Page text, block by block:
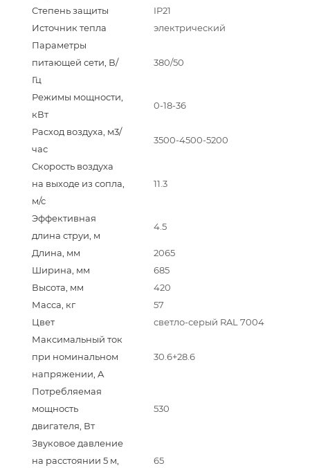
Степень защиты
IP21
Источник тепла
электрический
Параметры
питающей сети, В/
Гц
380/50
Режимы мощности,
кВт
0-18-36
Расход воздуха, м3/
час
3500-4500-5200
Скорость воздуха
на выходе из сопла,
м/с
11.3
Эффективная
длина струи, м
4.5
Длина, мм
2065
Ширина, мм
685
Высота, мм
420
Масса, кг
57
Цвет
светло-серый RAL 7004
Максимальный ток
при номинальном
напряжении, A
30.6+28.6
Потребляемая
мощность
двигателя, Вт
530
Звуковое давление
на расстоянии 5 м,
65